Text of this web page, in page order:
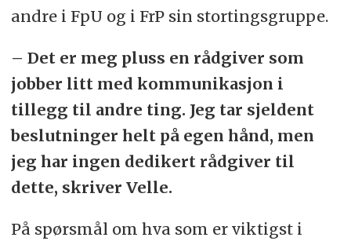
andre i FpU og i FrP sin stortingsgruppe.
– Det er meg pluss en rådgiver som
jobber litt med kommunikasjon i
tillegg til andre ting. Jeg tar sjeldent
beslutninger helt på egen hånd, men
jeg har ingen dedikert rådgiver til
dette, skriver Velle.
På spørsmål om hva som er viktigst i